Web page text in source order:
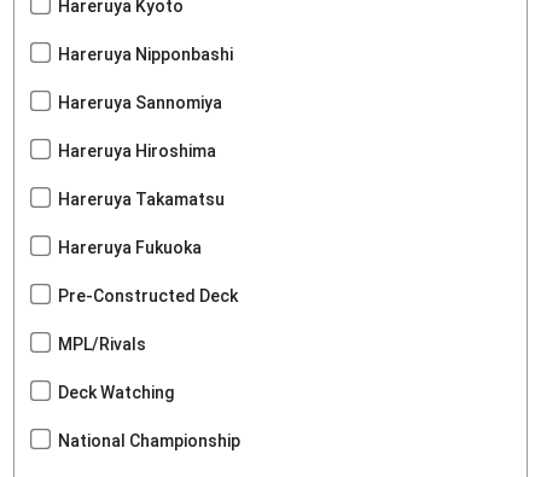
Hareruya Kyoto
Hareruya Nipponbashi
Hareruya Sannomiya
Hareruya Hiroshima
Hareruya Takamatsu
Hareruya Fukuoka
Pre-Constructed Deck
MPL/Rivals
Deck Watching
National Championship